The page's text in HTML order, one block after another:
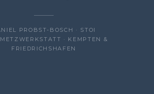
PROBST-BOSCH · STOI
· KEMPTEN &
FRIEDRICHSHAFEN